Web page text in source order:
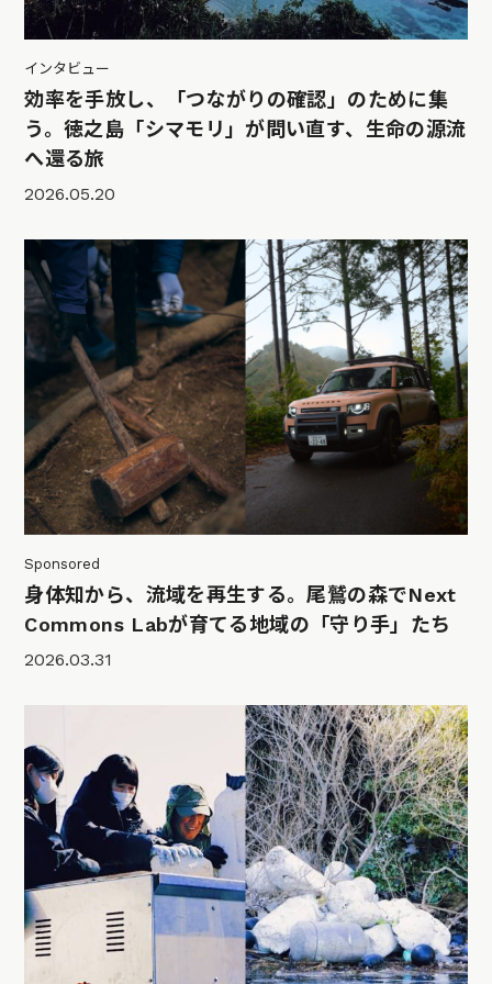
インタビュー
効率を手放し、「つながりの確認」のために集
う。徳之島「シマモリ」が問い直す、生命の源流
へ還る旅
2026.05.20
Sponsored
身体知から、流域を再生する。尾鷲の森でNext
Commons Labが育てる地域の「守り手」たち
2026.03.31